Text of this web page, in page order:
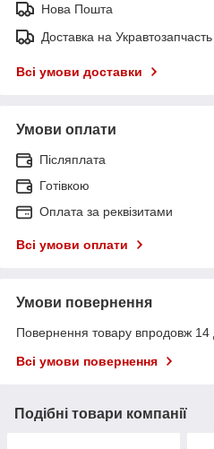
Нова Пошта
Доставка на
Всі умови доставки
Умови оплати
Післяплата
Готівкою
Оплата за реквізитами
Всі умови оплати
Умови повернення
Повернення товару впродовж 14
Всі умови повернення
Подібні товари компанії